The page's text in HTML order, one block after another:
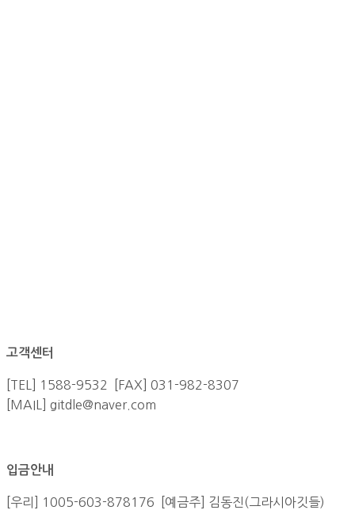
고객센터
[TEL] 1588-9532 [FAX] 031-982-8307
[MAIL] gitdle@naver.com
입금안내
[우리] 1005-603-878176 [예금주] 김동진(그라시아깃들)